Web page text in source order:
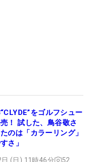
をゴルフシュー
！ 試した、鳥谷敬さ
のは「カラーリング」
さ」
(日) 11時46分 52